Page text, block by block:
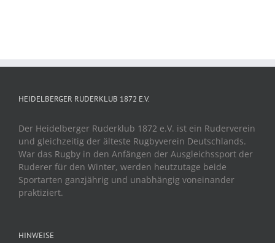
HEIDELBERGER RUDERKLUB 1872 E.V.
Der Heidelberger Ruderklub 1872 e.V. ist ein Ruderverein
und gleichzeitig der älteste Rugbyverein Deutschlands.
War das Rugby in den Anfängen der Ausgleichssport der
Ruderer für den Winter, werden heutzutage beide
Sportarten ganzjährig und unabhängig voneinander
praktiziert.
HINWEISE